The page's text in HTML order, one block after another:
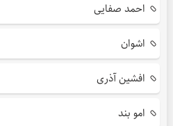
احمد صفایی
اشوان
افشین آذری
امو بند